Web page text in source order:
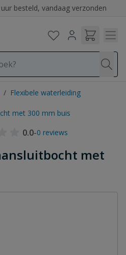
besteld, vandaag verzonden
/ Flexibele waterleiding
met 300 mm buis
0.0-0 reviews
met